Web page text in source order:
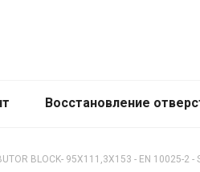
Восстановление
BLOCK- 95X111,3X153 - EN 10025-2 -